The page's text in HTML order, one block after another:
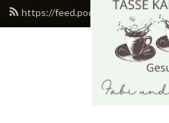
https://feed.podbean.com/